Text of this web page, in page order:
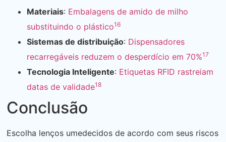
Materiais: Embalagens de amido de milho
substituindo o plástico16
Sistemas de distribuição: Dispensadores
recarregáveis ​​reduzem o desperdício em 70%17
Tecnologia Inteligente: Etiquetas RFID rastreiam
datas de validade18
Conclusão
Escolha lenços umedecidos de acordo com seus riscos